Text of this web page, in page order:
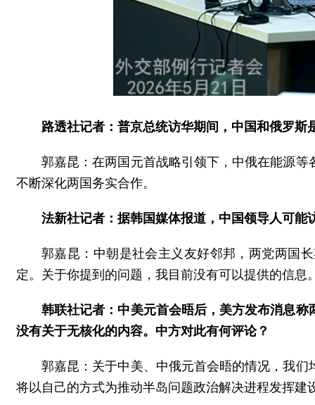
路透社记者：普京总统访华期间，中国和俄罗
郭嘉昆：在两国元首战略引领下，中俄在能源
不断深化两国务实合作。
法新社记者：据韩国媒体报道，中国领导人可
郭嘉昆：中朝是社会主义友好邻邦，两党两国
定。关于你提到的问题，我目前没有可以提供的信息
韩联社记者：中美元首会晤后，美方发布消息
没有关于无核化的内容。中方对此有何评论？
郭嘉昆：关于中美、中俄元首会晤的情况，我
将以自己的方式为推动半岛问题政治解决进程发挥建